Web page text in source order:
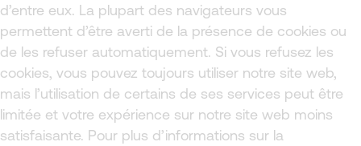
d’entre eux. La plupart des navigateurs vous
permettent d’être averti de la présence de cookies ou
de les refuser automatiquement. Si vous refusez les
cookies, vous pouvez toujours utiliser notre site web,
mais l’utilisation de certains de ses services peut être
limitée et votre expérience sur notre site web moins
satisfaisante. Pour plus d’informations sur la